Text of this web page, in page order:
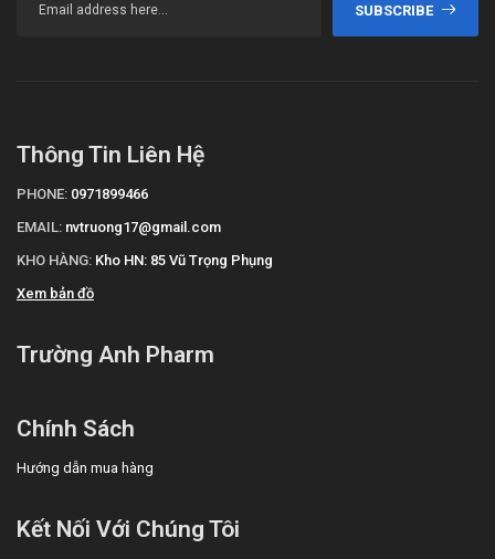
SUBSCRIBE
Thông Tin Liên Hệ
PHONE: 0971899466
EMAIL: nvtruong17@gmail.com
KHO HÀNG: Kho HN: 85 Vũ Trọng Phụng
Xem bản đồ
Trường Anh Pharm
Chính Sách
Hướng dẫn mua hàng
Kết Nối Với Chúng Tôi